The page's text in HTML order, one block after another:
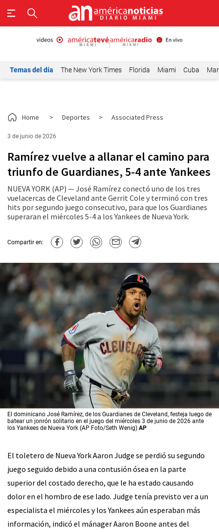
Temas del día The New York Times Florida Miami Cuba
Home > Deportes > Associated Press
3 de junio de 2026
Ramírez vuelve a allanar el camino para
triunfo de Guardianes, 5-4 ante Yankees
NUEVA YORK (AP) — José Ramírez conectó uno de los tres
vuelacercas de Cleveland ante Gerrit Cole y terminó con tres
hits por segundo juego consecutivo, para que los Guardianes
superaran el miércoles 5-4 a los Yankees de Nueva York.
Compartir en:
El dominicano José Ramírez, de los Guardianes de Cleveland, festeja luego de
batear un jonrón solitario en el juego del miércoles 3 de junio de 2026 ante
los Yankees de Nueva York (AP Foto/Seth Wenig) AP
El toletero de Nueva York Aaron Judge se perdió su segundo
juego seguido debido a una contusión ósea en la parte
superior del costado derecho, que le ha estado causando
dolor en el hombro de ese lado. Judge tenía previsto ver a un
especialista el miércoles y los Yankees aún esperaban más
información, indicó el mánager Aaron Boone antes del